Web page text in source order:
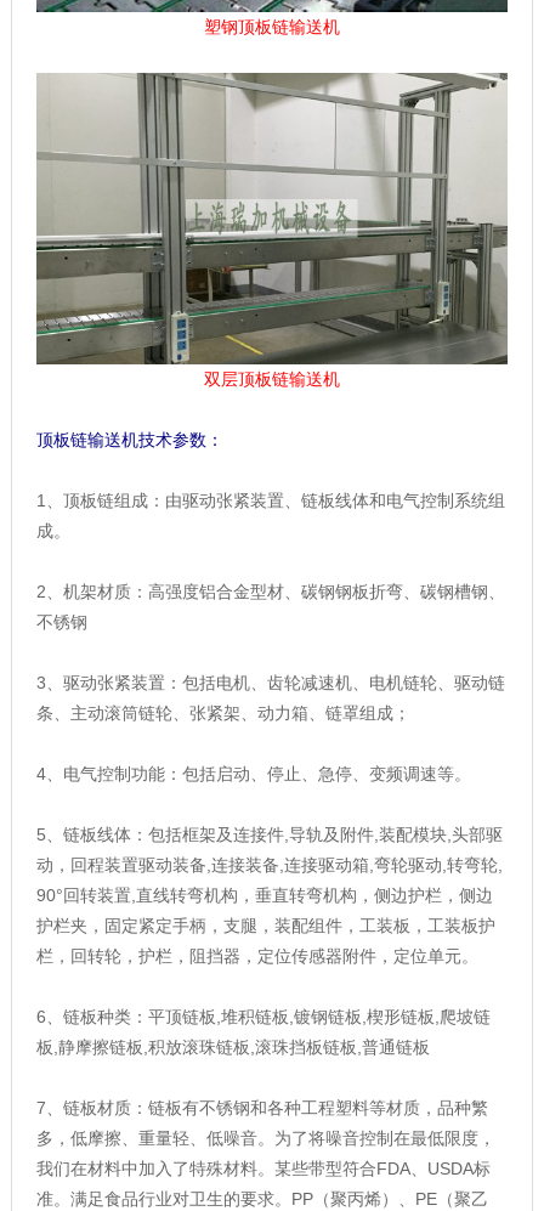
塑钢顶板链输送机
双层顶板链输送机
顶板链输送机技术参数：
1、顶板链组成：由驱动张紧装置、链板线体和电气控制系统组
成。
2、机架材质：高强度铝合金型材、碳钢钢板折弯、碳钢槽钢、
不锈钢
3、驱动张紧装置：包括电机、齿轮减速机、电机链轮、驱动链
条、主动滚筒链轮、张紧架、动力箱、链罩组成；
4、电气控制功能：包括启动、停止、急停、变频调速等。
5、链板线体：包括框架及连接件,导轨及附件,装配模块,头部驱
动，回程装置驱动装备,连接装备,连接驱动箱,弯轮驱动,转弯轮,
90°回转装置,直线转弯机构，垂直转弯机构，侧边护栏，侧边
护栏夹，固定紧定手柄，支腿，装配组件，工装板，工装板护
栏，回转轮，护栏，阻挡器，定位传感器附件，定位单元。
6、链板种类：平顶链板,堆积链板,镀钢链板,楔形链板,爬坡链
板,静摩擦链板,积放滚珠链板,滚珠挡板链板,普通链板
7、链板材质：链板有不锈钢和各种工程塑料等材质，品种繁
多，低摩擦、重量轻、低噪音。为了将噪音控制在最低限度，
我们在材料中加入了特殊材料。某些带型符合FDA、USDA标
准。满足食品行业对卫生的要求。PP（聚丙烯）、PE（聚乙